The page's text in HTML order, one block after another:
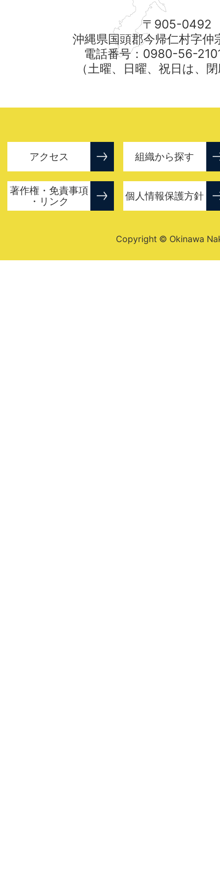
〒905-0492
沖縄県国頭郡今帰仁村字仲
電話番号：0980-56-
（土曜、日曜、祝日は、
アクセス 組織から探す
著作権・免責事項
・リンク
個人情報保護方針
Copyright © Okinawa